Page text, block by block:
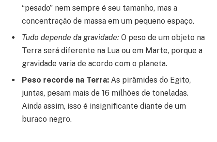
“pesado” nem sempre é seu tamanho, mas a
concentração de massa em um pequeno espaço.
Tudo depende da gravidade: O peso de um objeto na
Terra será diferente na Lua ou em Marte, porque a
gravidade varia de acordo com o planeta.
Peso recorde na Terra: As pirâmides do Egito,
juntas, pesam mais de 16 milhões de toneladas.
Ainda assim, isso é insignificante diante de um
buraco negro.